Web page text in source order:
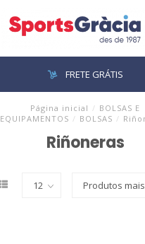
FRETE GRÁTIS
Página inicial / BOLSAS E
EQUIPAMENTOS / BOLSAS /
Riñoneras